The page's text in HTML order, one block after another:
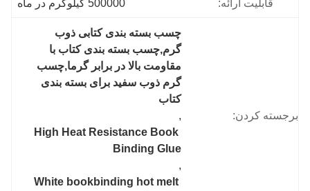
قابلیت ارائه: 500000 کیلوگرم در ماه
برجسته کردن:
چسب بسته بندی کتابی ذوب
گرم,چسب بسته بندی کتاب با
مقاومت بالا در برابر گرما,چسب
گرم ذوب سفید برای بسته بندی
کتاب
,
High Heat Resistance Book
Binding Glue
,
White bookbinding hot melt